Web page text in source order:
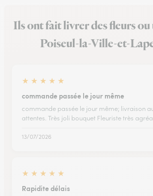
Ils ont fait livrer des fleurs ou
Poiseul-la-Ville-et-
★ ★ ★ ★ ★
commande passée le jour même
commande passée le jour même; livraison
attentes. Très joli bouquet Fleuriste très
13/07/2026
★ ★ ★ ★ ★
Rapidite délais